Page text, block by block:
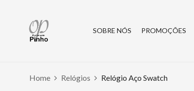
SOBRE NÓS PROMOÇÕES
Home Relógios Relógio Aço Swatch